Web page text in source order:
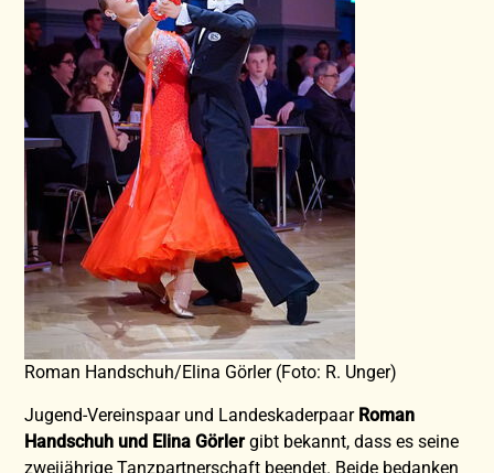
Roman Handschuh/Elina Görler (Foto: R. Unger)
Jugend-Vereinspaar und LandeskaderpaarRoman
Handschuh und Elina Görlergibt bekannt, dass es seine
zweijährige Tanzpartnerschaft beendet. Beide bedanken